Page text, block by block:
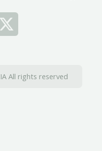
All rights reserved